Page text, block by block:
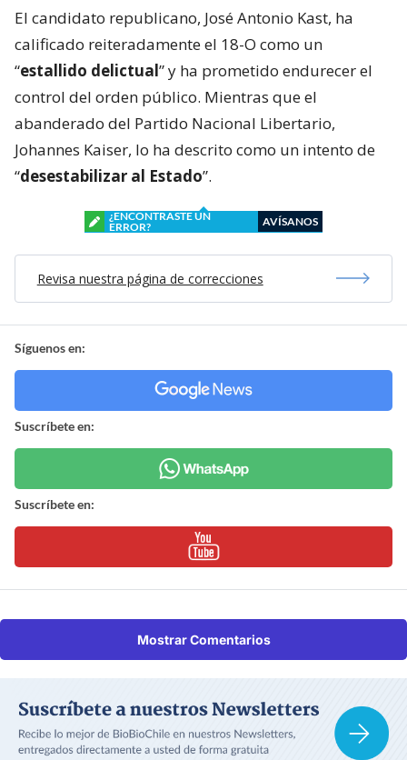
El candidato republicano, José Antonio Kast, ha
calificado reiteradamente el 18-O como un
“estallido delictual” y ha prometido endurecer el
control del orden público. Mientras que el
abanderado del Partido Nacional Libertario,
Johannes Kaiser, lo ha descrito como un intento de
“desestabilizar al Estado”.
¿ENCONTRASTE UN
ERROR?
AVÍSANOS
Revisa nuestra página de correcciones
Síguenos en:
Suscríbete en:
Suscríbete en:
Mostrar Comentarios